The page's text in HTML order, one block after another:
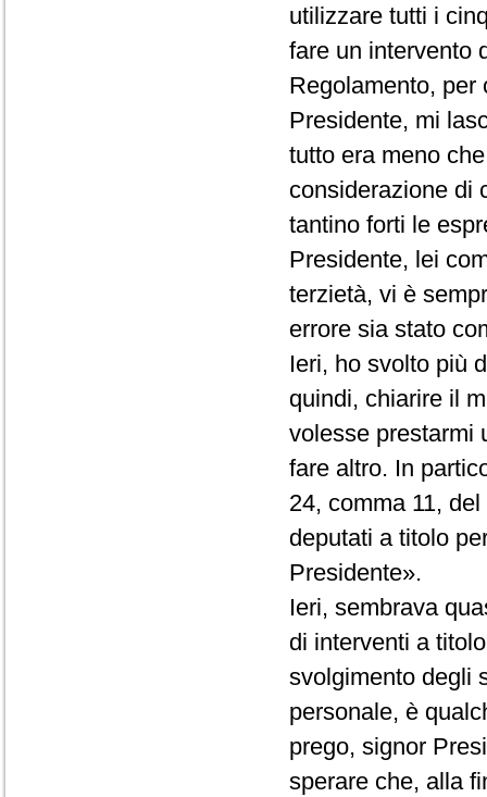
utilizzare tutti i
fare un intervento
Regolamento, per
Presidente, mi
tutto era meno
considerazione di
tantino forti le
Presidente, lei
terzietà, vi è
errore sia stato
Ieri, ho svolto più
quindi, chiarire il
volesse prestarmi
fare altro. In
24, comma 11,
deputati a titolo
Presidente».
Ieri, sembrava
di interventi a
svolgimento degli
personale, è
prego, signor
sperare che, alla